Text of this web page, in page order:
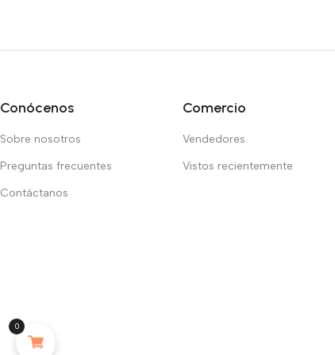
Conócenos
Sobre nosotros
Preguntas frecuentes
Contáctanos
Comercio
Vendedores
Vistos recientemente
0